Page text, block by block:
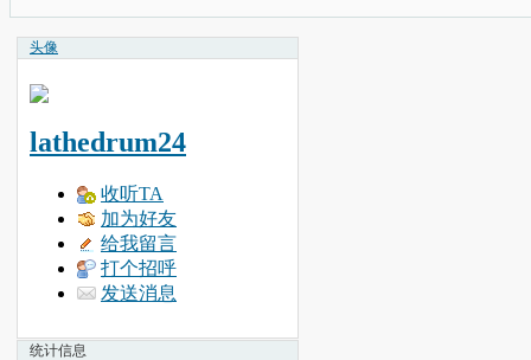
头像
lathedrum24
收听TA
加为好友
给我留言
打个招呼
发送消息
统计信息